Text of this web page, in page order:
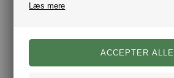
Læs mere